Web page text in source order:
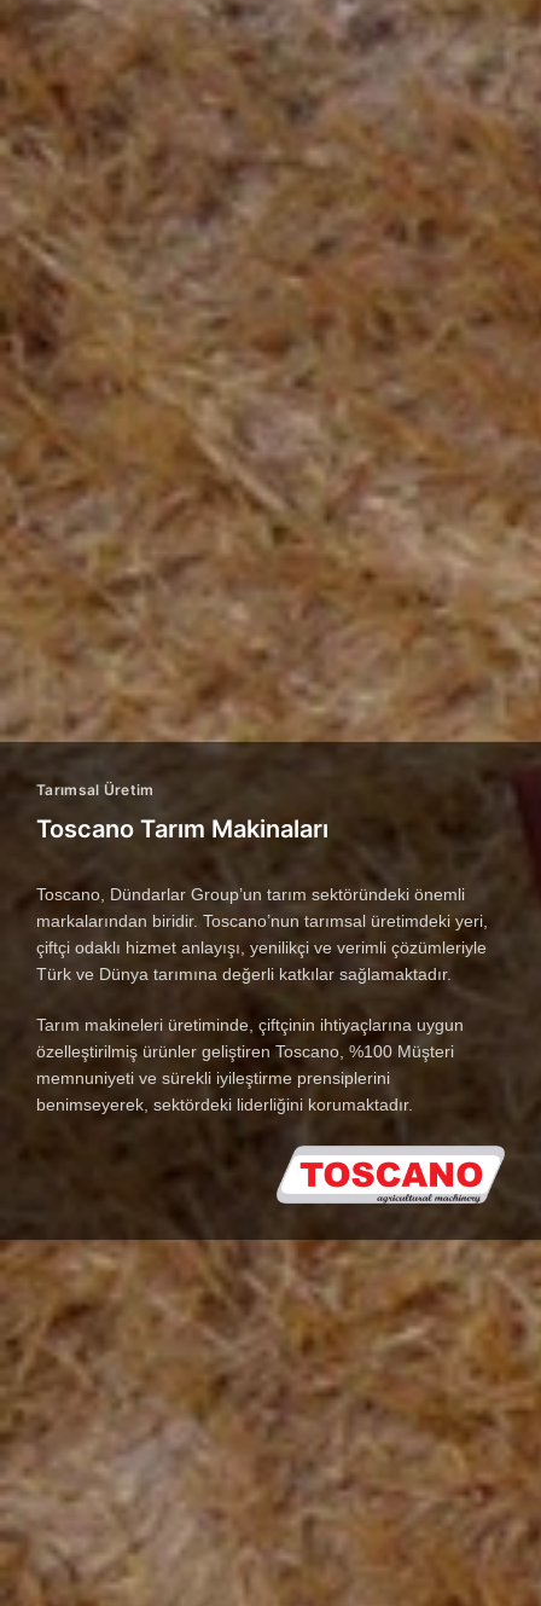
Tarımsal Üretim
Toscano Tarım Makinaları
Toscano, Dündarlar Group’un tarım sektöründeki önemli
markalarından biridir. Toscano’nun tarımsal üretimdeki yeri,
çiftçi odaklı hizmet anlayışı, yenilikçi ve verimli çözümleriyle
Türk ve Dünya tarımına değerli katkılar sağlamaktadır.
Tarım makineleri üretiminde, çiftçinin ihtiyaçlarına uygun
özelleştirilmiş ürünler geliştiren Toscano, %100 Müşteri
memnuniyeti ve sürekli iyileştirme prensiplerini
benimseyerek, sektördeki liderliğini korumaktadır.